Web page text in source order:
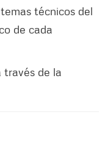
técnicos del
de cada
través de la